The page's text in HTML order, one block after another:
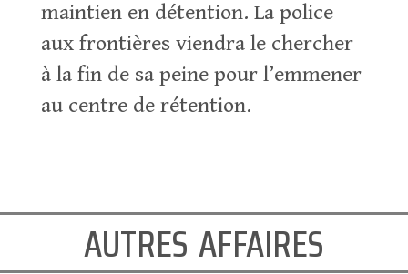
maintien en détention. La police
aux frontières viendra le chercher
à la fin de sa peine pour l’emmener
au centre de rétention.
autres affaires